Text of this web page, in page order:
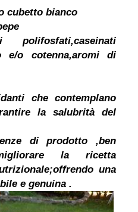
cubetto bianco
e/o cotenna,aromi di
che contemplano
la salubrità del
di prodotto ,ben
la ricetta
una
e genuina .